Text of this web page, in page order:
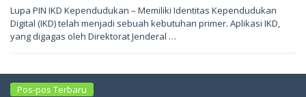
Mei
23,
2026
oleh
sukantengah
Lupa PIN IKD Kependudukan – Memiliki Identitas Kependudukan
Digital (IKD) telah menjadi sebuah kebutuhan primer. Aplikasi IKD,
yang digagas oleh Direktorat Jenderal …
Pos-pos Terbaru